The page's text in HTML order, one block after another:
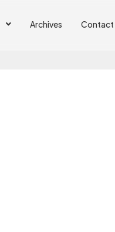
Archives Contact